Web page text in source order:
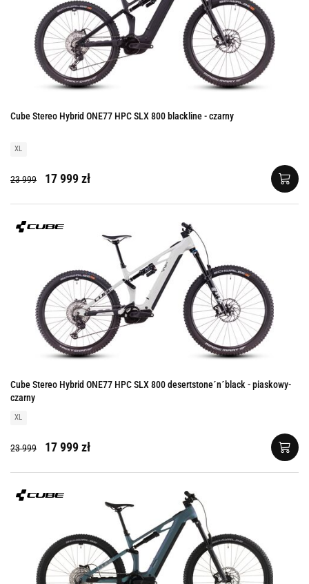
Cube Stereo Hybrid ONE77 HPC SLX 800 blackline - czarny
XL
23 999 17 999 zł
Cube Stereo Hybrid ONE77 HPC SLX 800 desertstone´n´black - piaskowy-
czarny
XL
23 999 17 999 zł